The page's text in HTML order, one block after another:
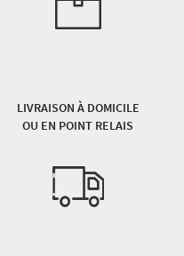
LIVRAISON À DOMICILE
OU EN POINT RELAIS